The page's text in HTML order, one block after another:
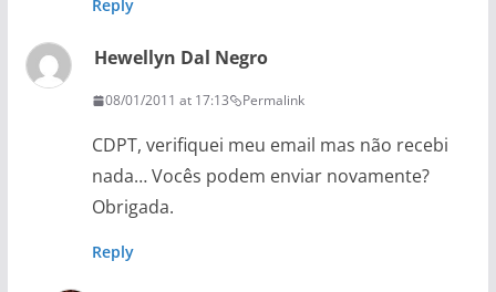
Reply
Hewellyn Dal Negro
08/01/2011 at 17:13 Permalink
CDPT, verifiquei meu email mas não recebi
nada… Vocês podem enviar novamente?
Obrigada.
Reply